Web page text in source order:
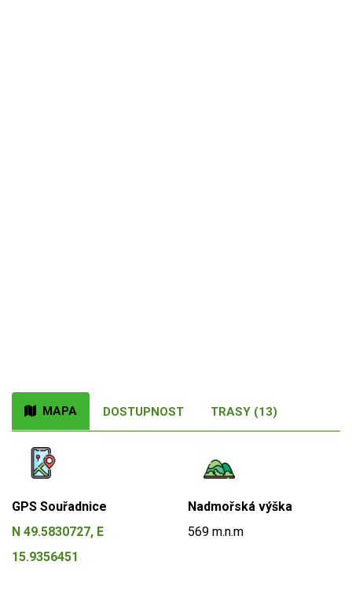
MAPA DOSTUPNOST TRASY (13)
GPS Souřadnice
N 49.5830727, E
15.9356451
Nadmořská výška
569 m.n.m